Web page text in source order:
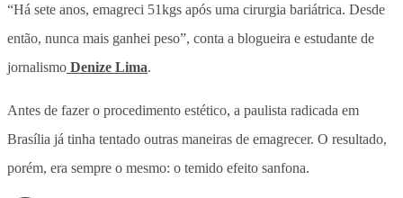
“Há sete anos, emagreci 51kgs após uma cirurgia bariátrica. Desde
então, nunca mais ganhei peso”, conta a blogueira e estudante de
jornalismo Denize Lima.
Antes de fazer o procedimento estético, a paulista radicada em
Brasília já tinha tentado outras maneiras de emagrecer. O resultado,
porém, era sempre o mesmo: o temido efeito sanfona.